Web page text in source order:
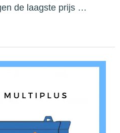
de laagste prijs …